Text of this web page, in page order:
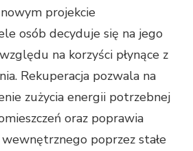
projekcie
osób decyduje się na jego
na korzyści płynące z
Rekuperacja pozwala na
zużycia energii potrzebnej
oraz poprawia
poprzez stałe